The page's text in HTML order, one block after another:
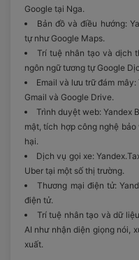
Google tại Nga.
Bản đồ và điều hướng:
tự như Google Maps.
Trí tuệ nhân tạo và dịch
ngôn ngữ tương tự Google
Email và lưu trữ đám
Gmail và Google Drive.
Trình duyệt web: Yandex
mật, tích hợp công nghệ
hại.
Dịch vụ gọi xe:
Uber tại một số thị trường.
Thương mại điện tử:
điện tử.
Trí tuệ nhân tạo và dữ
AI như nhận diện giọng nói,
xuất.